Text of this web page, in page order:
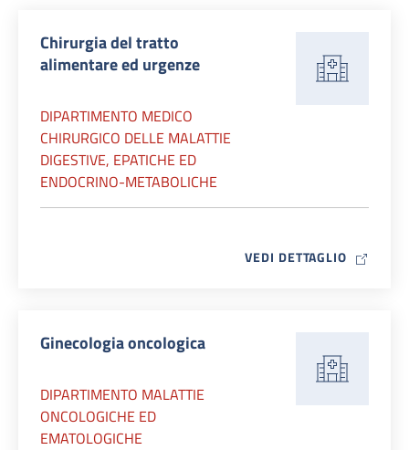
Chirurgia del tratto
alimentare ed urgenze
DIPARTIMENTO MEDICO
CHIRURGICO DELLE MALATTIE
DIGESTIVE, EPATICHE ED
ENDOCRINO-METABOLICHE
VEDI DETTAGLIO MAP ICON
Ginecologia oncologica
DIPARTIMENTO MALATTIE
ONCOLOGICHE ED
EMATOLOGICHE